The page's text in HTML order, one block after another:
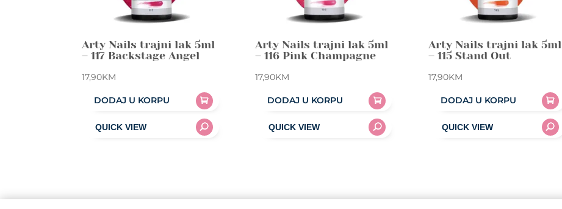
Arty Nails trajni lak 5ml
– 117 Backstage Angel
17,90KM
DODAJ U KORPU
Arty Nails trajni lak 5ml
– 116 Pink Champagne
17,90KM
DODAJ U KORPU
Arty Nails trajni lak 5ml
– 115 Stand Out
17,90KM
DODAJ U KORPU